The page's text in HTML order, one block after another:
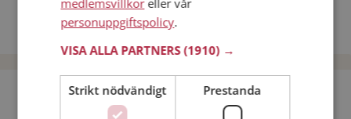
Dejta kvinnor i Sverige
Dejta män i Sverige
Bli medlem utan kostnad!
personuppgiftspolicy.
VISA ALLA PARTNERS(1910) →
Strikt nödvändigt Prestanda